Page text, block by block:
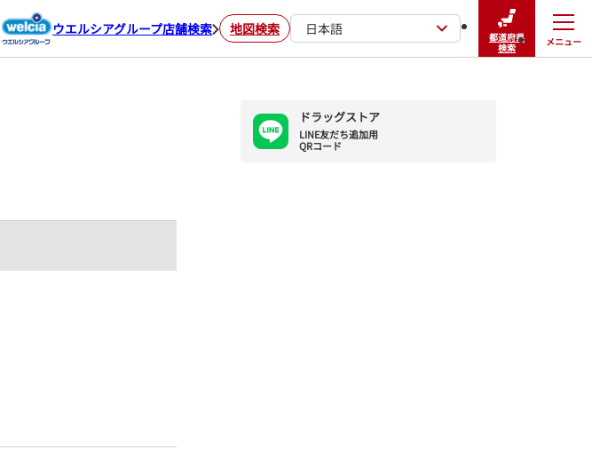
ウエルシアグループ店舗検索 地図検索 日本語
都道府県
検索
メニュー
閉じる
ドラッグストア
LINE友だち追加用
QRコード